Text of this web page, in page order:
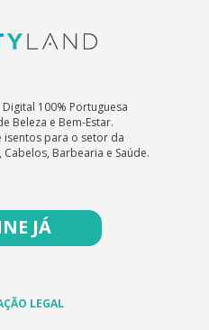
100% Portuguesa
Beleza e Bem-Estar.
isentos para o setor da
Barbearia e Saúde.
JÁ
LEGAL